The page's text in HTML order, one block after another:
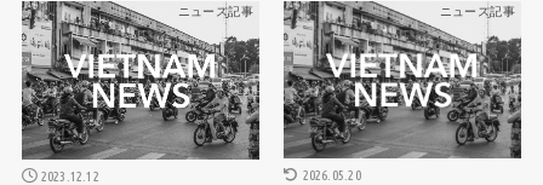
ニュース記事
2023.12.12
ニュース記事
2026.05.20